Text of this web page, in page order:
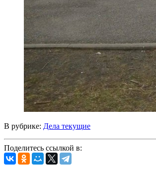
В рубрике: Дела текущие
Поделитесь ссылкой в: